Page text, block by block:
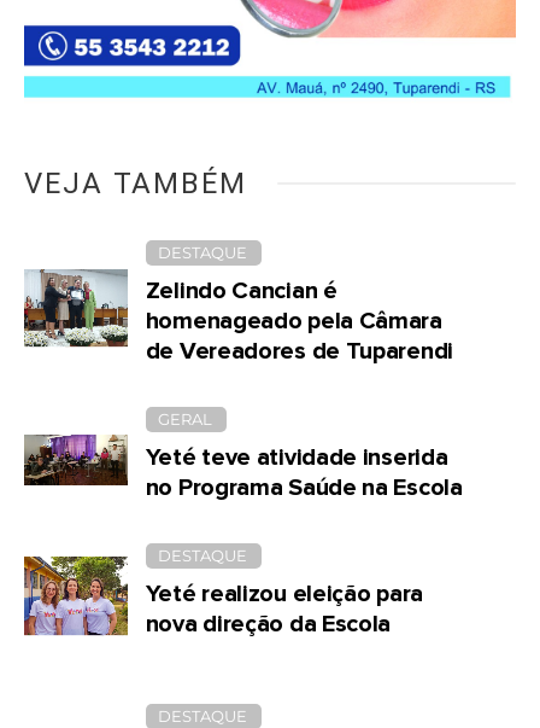
VEJA TAMBÉM
DESTAQUE
Zelindo Cancian é
homenageado pela Câmara
de Vereadores de Tuparendi
GERAL
Yeté teve atividade inserida
no Programa Saúde na Escola
DESTAQUE
Yeté realizou eleição para
nova direção da Escola
DESTAQUE